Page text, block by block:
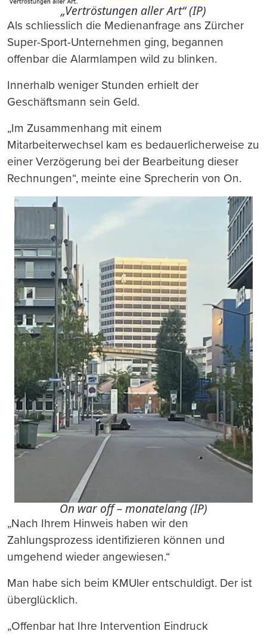
„Vertröstungen aller Art“ (IP)
Als schliesslich die Medienanfrage ans Zürcher
Super-Sport-Unternehmen ging, begannen
offenbar die Alarmlampen wild zu blinken.
Innerhalb weniger Stunden erhielt der
Geschäftsmann sein Geld.
„Im Zusammenhang mit einem
Mitarbeiterwechsel kam es bedauerlicherweise zu
einer Verzögerung bei der Bearbeitung dieser
Rechnungen“, meinte eine Sprecherin von On.
On war off – monatelang (IP)
„Nach Ihrem Hinweis haben wir den
Zahlungsprozess identifizieren können und
umgehend wieder angewiesen.“
Man habe sich beim KMUler entschuldigt. Der ist
überglücklich.
„Offenbar hat Ihre Intervention Eindruck